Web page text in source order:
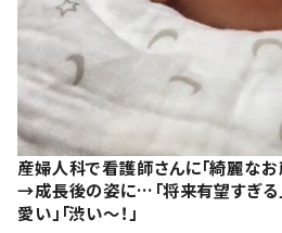
産婦人科で看護師さんに「綺麗なお
→成長後の姿に…「将来有望すぎる
愛い」「渋い～！」